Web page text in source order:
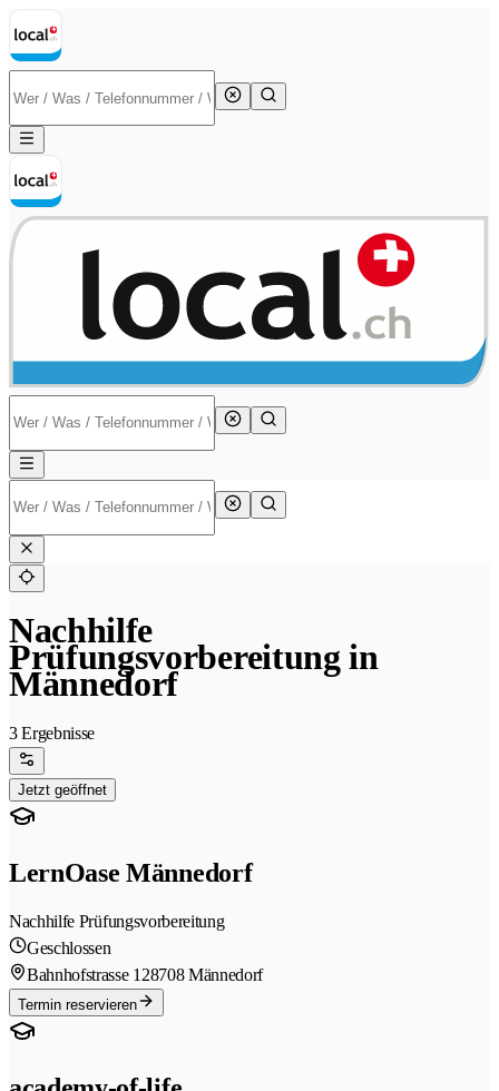
Nachhilfe
Prüfungsvorbereitung in
Männedorf
3 Ergebnisse
Jetzt geöffnet
LernOase Männedorf
Nachhilfe Prüfungsvorbereitung
Geschlossen
Bahnhofstrasse 128708 Männedorf
Termin reservieren